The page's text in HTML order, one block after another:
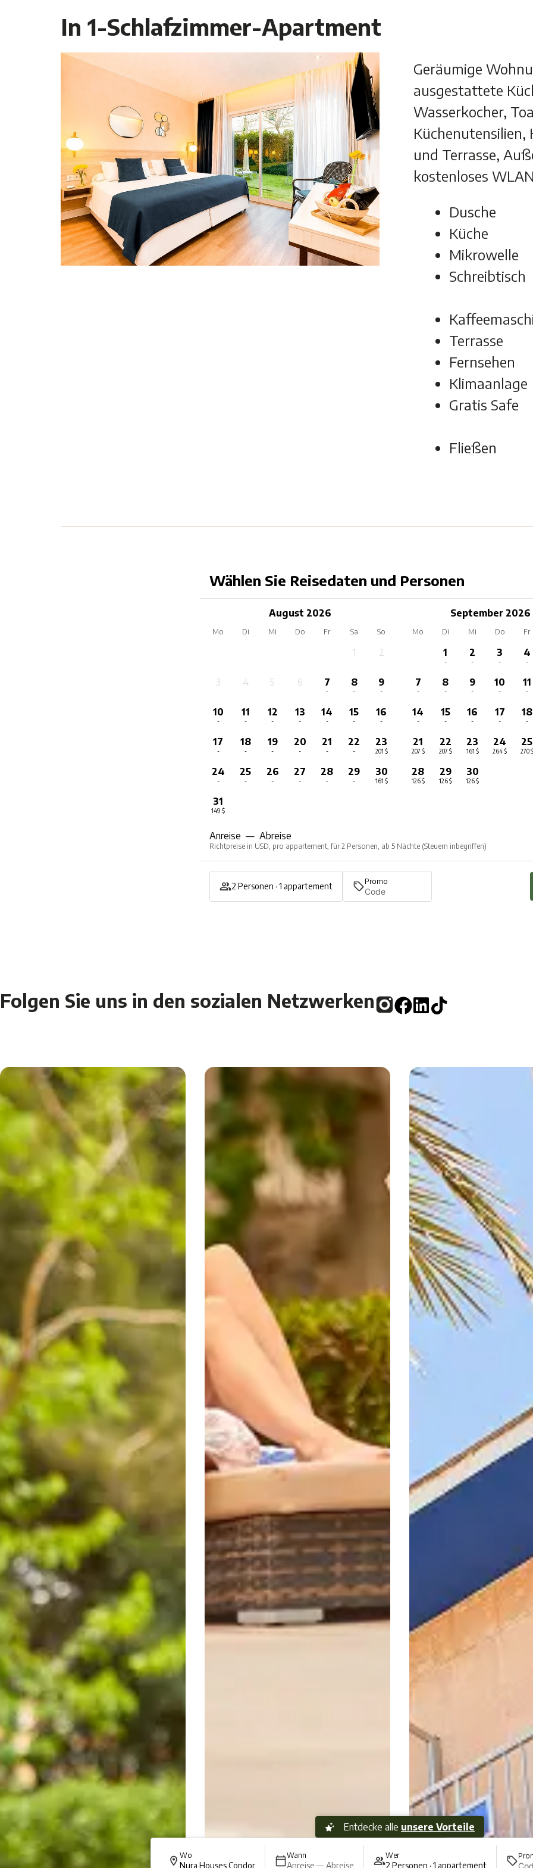
Entdecke alle unsere Vorteile
Wo
Nura Houses Condor
Wann
Anreise — Abreise
Wer
2 Personen · 1 appartement
In 1-Schlafzimmer-Apartment
Geräumige
ausgestattete
Wasserkocher,
Küchenutensilien,
und Terrasse,
kostenloses
Dusche
Küche
Mikrowelle
Schreibtisch
Terrasse
Fernsehen
Klimaanlage
Gratis Safe
Fließen
Wählen Sie Reisedaten und Personen
August 2026
Mo Di Mi Do Fr Sa So
1 2
3 4 5 6 7
-
8
-
9
-
10
-
11
-
12
-
13
-
14
-
15
-
16
-
17
-
18
-
19
-
20
-
21
-
22
-
23
201 $
24
-
25
-
26
-
27
-
28
-
29
-
30
161 $
31
149 $
September 2026
Mo Di Mi Do Fr
1
-
2
-
3
-
4
-
7
-
8
-
9
-
10
-
11
-
14
-
15
-
16
-
17
-
18
-
21
207 $
22
207 $
23
161 $
24
264 $
25
270 $
28
126 $
29
126 $
30
126 $
Anreise — Abreise
Richtpreise in USD, pro appartement, für 2 Personen, ab 5 Nächte (Steuern inbegriffen)
2 Personen · 1 appartement Promo
Folgen Sie uns in den sozialen Netzwerken